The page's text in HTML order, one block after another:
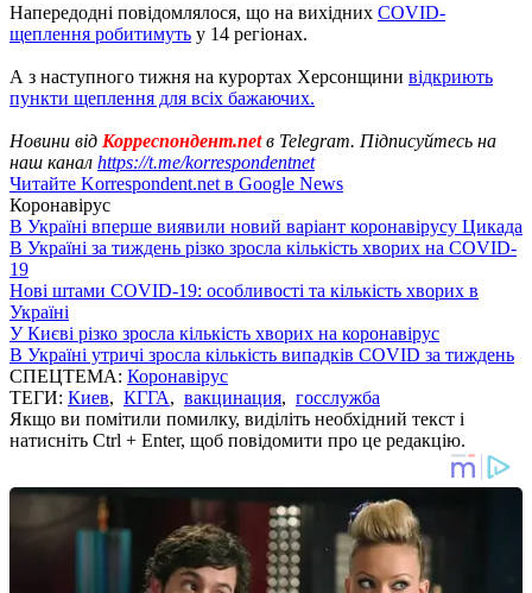
Напередодні повідомлялося, що на вихідних COVID-
щеплення робитимуть у 14 регіонах.
А з наступного тижня на курортах Херсонщини відкриють
пункти щеплення для всіх бажаючих.
Новини від Корреспондент.netв Telegram. Підписуйтесь на
наш канал https://t.me/korrespondentnet
Читайте Korrespondent.net в Google News
Коронавірус
В Україні вперше виявили новий варіант коронавірусу Цикада
В Україні за тиждень різко зросла кількість хворих на COVID-
19
Нові штами COVID-19: особливості та кількість хворих в
Україні
У Києві різко зросла кількість хворих на коронавірус
В Україні утричі зросла кількість випадків COVID за тиждень
СПЕЦТЕМА: Коронавірус
ТЕГИ: Киев, КГГА, вакцинация, госслужба
Якщо ви помітили помилку, виділіть необхідний текст і
натисніть Ctrl + Enter, щоб повідомити про це редакцію.